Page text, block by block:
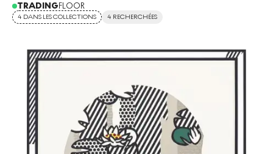
TRADINGFLOOR
4 DANS LES COLLECTIONS 4 RECHERCHÉES